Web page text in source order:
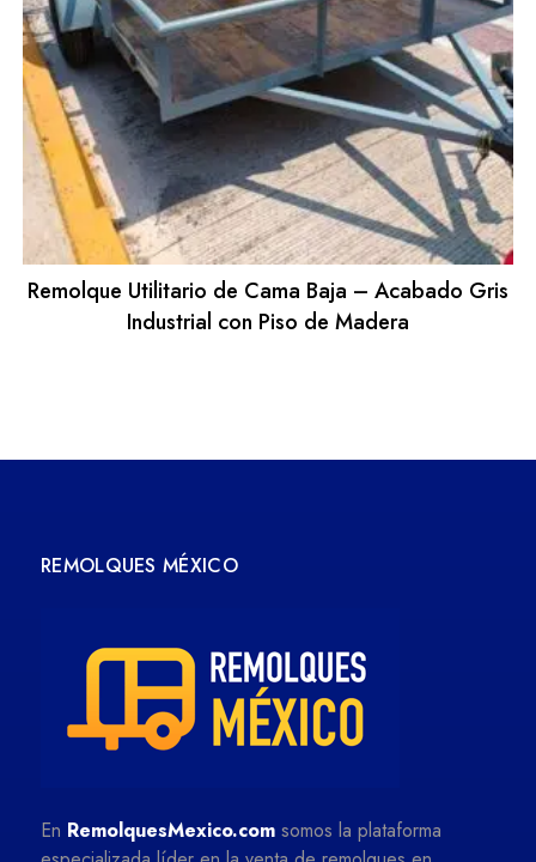
Remolque Utilitario de Cama Baja – Acabado Gris
Industrial con Piso de Madera
REMOLQUES MÉXICO
En RemolquesMexico.com somos la plataforma